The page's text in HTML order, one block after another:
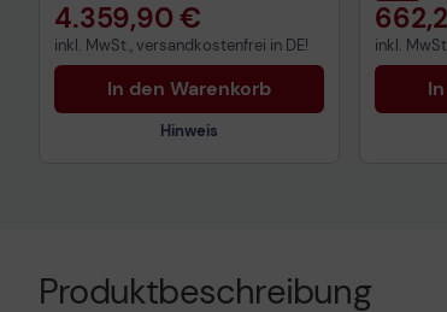
4.359,90 €
inkl. MwSt., versandkostenfrei in DE!
In den Warenkorb
Hinweis
gemäß der EU-
Datenverordnung
inkl.
Produktbeschreibung